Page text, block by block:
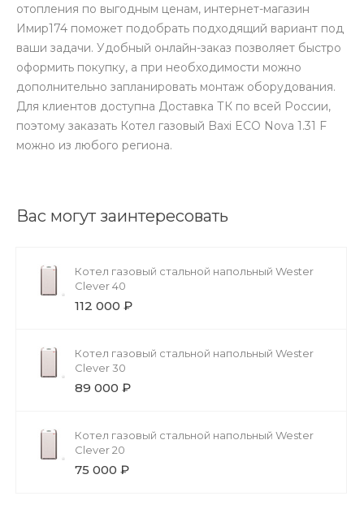
отопления по выгодным ценам, интернет-магазин
Имир174 поможет подобрать подходящий вариант под
ваши задачи. Удобный онлайн-заказ позволяет быстро
оформить покупку, а при необходимости можно
дополнительно запланировать монтаж оборудования.
Для клиентов доступна Доставка ТК по всей России,
поэтому заказать Котел газовый Baxi ECO Nova 1.31 F
можно из любого региона.
Вас могут заинтересовать
Котел газовый стальной напольный Wester
Clever 40
112 000 ₽
Котел газовый стальной напольный Wester
Clever 30
89 000 ₽
Котел газовый стальной напольный Wester
Clever 20
75 000 ₽